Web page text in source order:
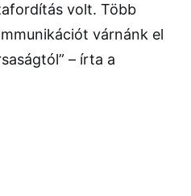
volt. Több
várnánk el
– írta a